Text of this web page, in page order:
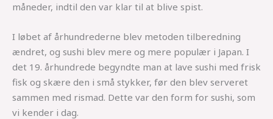
måneder, indtil den var klar til at blive spist.
I løbet af århundrederne blev metoden tilberedning
ændret, og sushi blev mere og mere populær i Japan. I
det 19. århundrede begyndte man at lave sushi med frisk
fisk og skære den i små stykker, før den blev serveret
sammen med rismad. Dette var den form for sushi, som
vi kender i dag.